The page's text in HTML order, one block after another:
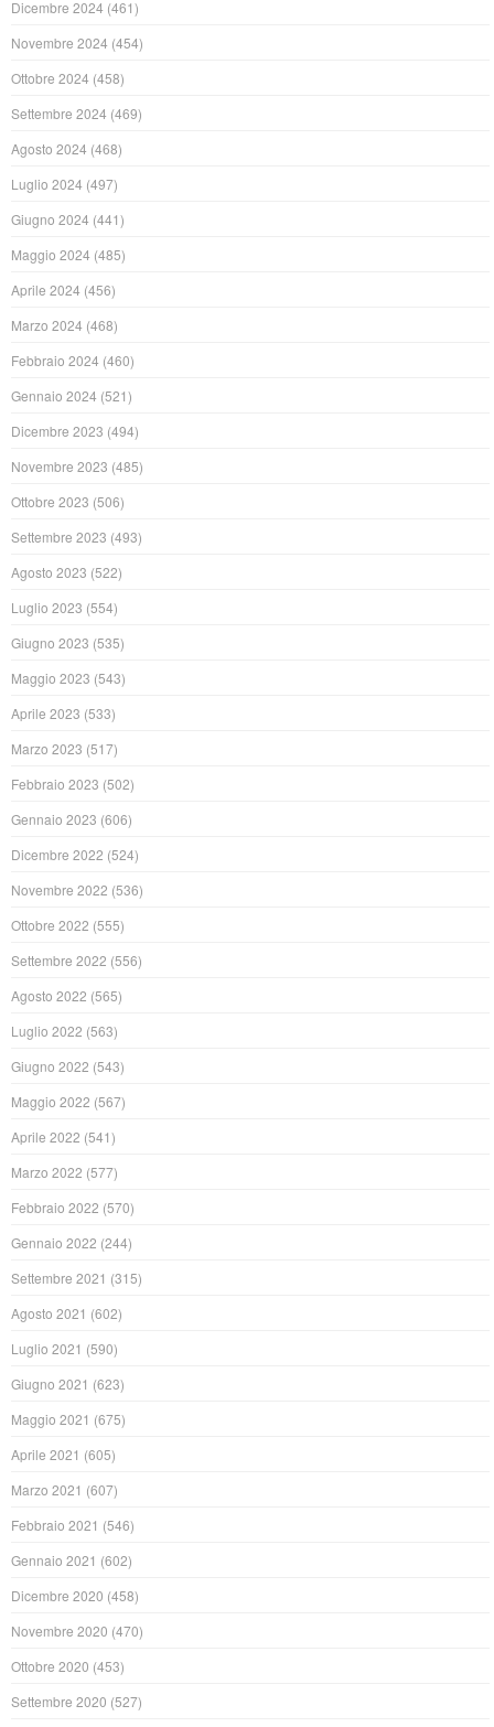
Dicembre 2024 (461)
Novembre 2024 (454)
Ottobre 2024 (458)
Settembre 2024 (469)
Agosto 2024 (468)
Luglio 2024 (497)
Giugno 2024 (441)
Maggio 2024 (485)
Aprile 2024 (456)
Marzo 2024 (468)
Febbraio 2024 (460)
Gennaio 2024 (521)
Dicembre 2023 (494)
Novembre 2023 (485)
Ottobre 2023 (506)
Settembre 2023 (493)
Agosto 2023 (522)
Luglio 2023 (554)
Giugno 2023 (535)
Maggio 2023 (543)
Aprile 2023 (533)
Marzo 2023 (517)
Febbraio 2023 (502)
Gennaio 2023 (606)
Dicembre 2022 (524)
Novembre 2022 (536)
Ottobre 2022 (555)
Settembre 2022 (556)
Agosto 2022 (565)
Luglio 2022 (563)
Giugno 2022 (543)
Maggio 2022 (567)
Aprile 2022 (541)
Marzo 2022 (577)
Febbraio 2022 (570)
Gennaio 2022 (244)
Settembre 2021 (315)
Agosto 2021 (602)
Luglio 2021 (590)
Giugno 2021 (623)
Maggio 2021 (675)
Aprile 2021 (605)
Marzo 2021 (607)
Febbraio 2021 (546)
Gennaio 2021 (602)
Dicembre 2020 (458)
Novembre 2020 (470)
Ottobre 2020 (453)
Settembre 2020 (527)